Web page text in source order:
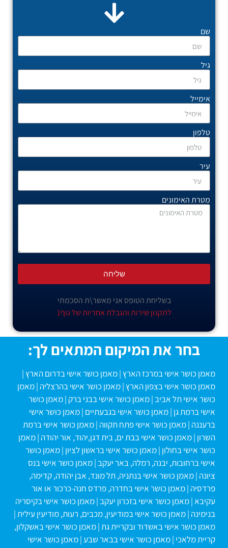
שם
גיל
אימייל
טלפון
עיר
מטרת האימונים
שליחה
בשליחת הטופס אני מאשר\ת הסכמתי
לתקנון שירות והגבלת אחריות של גוף1
בחר את המיקום המתאים לך:
מאמן כושר אישי במרכז הארץ |מאמן כושר אישי בדרום הארץ |
מאמן כושר אישי בצפון הארץ |מאמן כושר אישי בהרצליה |מאמן
כושר אישי תל אביב|מאמן כושר אישי בבני ברק |מאמן כושר
אישי ברמת גן |מאמן כושר אישי בגבעתיים |מאמן כושר אישי
ברעננה |מאמן כושר אישי פתח תקווה |מאמן כושר אישי ברמת
השרון |מאמן כושר אישי בבת ים, בית דגן,יהוד, אור יהודה |מאמן
כושר אישי בחולון |מאמן כושר אישי בראשון לציון |מאמן כושר
אישי ברחובות, יבנה, רמלה, באר יעקב|מאמן כושר אישי בנס
ציונה |מאמן כושר אישי בנתניה, תל מונד, אבן יהודה, קדימה,
פרדסיה |מאמן כושר אישי בחדרה, פרדס חנה-כרכור או אור
עקיבא|מאמן כושר אישי בזכרון יעקב|מאמן כושר אישי בקיסריה
בנימינה |מאמן כושר אישי במודיעין, מכבים, רעות, מודיעין עילית|
מאמן כושר אישי באשדוד ובקריית גת|מאמן כושר אישי באשקלון,
קריית מלאכי |מאמן כושר אישי בבאר שבע|מאמן כושר אישי